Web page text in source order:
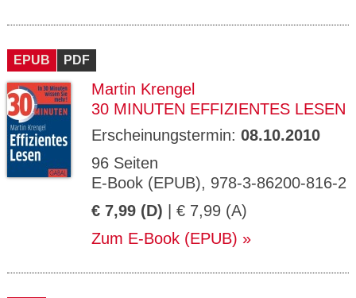
EPUB PDF
Martin Krengel
30 MINUTEN EFFIZIENTES LESEN
Erscheinungstermin: 08.10.2010
96 Seiten
E-Book (EPUB), 978-3-86200-816-2
€ 7,99 (D) | € 7,99 (A)
Zum E-Book (EPUB)